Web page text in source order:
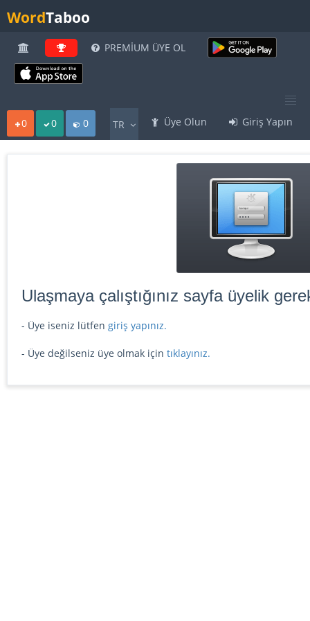
WordTaboo
PREMİUM ÜYE OL
Üye Olun Giriş Yapın
TR
0 0 0
Ulaşmaya çalıştığınız sayfa üyelik
- Üye iseniz lütfen giriş yapınız.
- Üye değilseniz üye olmak için tıklayınız.